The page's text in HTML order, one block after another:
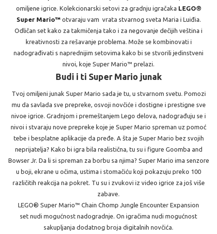
omiljene igrice. Kolekcionarski setovi za gradnju igračaka LEGO®
Super Mario™otvaraju vam vrata stvarnog sveta Maria i Luiđia.
Odličan set kako za takmičenja tako i za negovanje dečijih veština i
kreativnosti za rešavanje problema. Može se kombinovati i
nadograđivati s naprednijim setovima kako bi se stvorili jedinstveni
nivoi, koje Super Mario™ prelazi.
Budi i ti Super Mario junak
Tvoj omiljeni junak Super Mario sada je tu, u stvarnom svetu. Pomozi
mu da savlada sve prepreke, osvoji novčiće i dostigne i prestigne sve
nivoe igrice. Gradnjom i premeštanjem Lego delova, nadograđuju se i
nivoi i stvaraju nove prepreke koje je Super Mario spreman uz pomoć
tebe i besplatne aplikacije da pređe. A šta je Super Mario bez svojih
neprijatelja? Kako bi igra bila realistična, tu su i figure Goomba and
Bowser Jr. Da li si spreman za borbu sa njima? Super Mario ima senzore
u boji, ekrane u očima, ustima i stomačiću koji pokazuju preko 100
različitih reakcija na pokret. Tu su i zvukovi iz video igrice za još više
zabave.
LEGO® Super Mario™ Chain Chomp Jungle Encounter Expansion
set nudi mogućnost nadogradnje. On igračima nudi mogućnost
sakupljanja dodatnog broja digitalnih novčića.